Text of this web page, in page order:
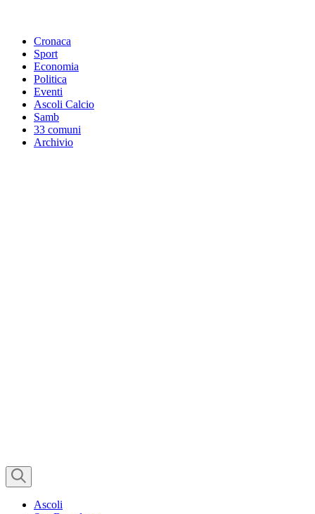
Cronaca
Sport
Economia
Politica
Eventi
Ascoli Calcio
Samb
33 comuni
Archivio
Ascoli